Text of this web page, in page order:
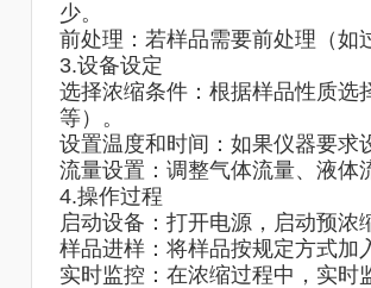
少。
前处理：若样品需要前处理（如
3.设备设定
选择浓缩条件：根据样品性质选
等）。
设置温度和时间：如果仪器要求
流量设置：调整气体流量、液体
4.操作过程
启动设备：打开电源，启动预浓
样品进样：将样品按规定方式加
实时监控：在浓缩过程中，实时